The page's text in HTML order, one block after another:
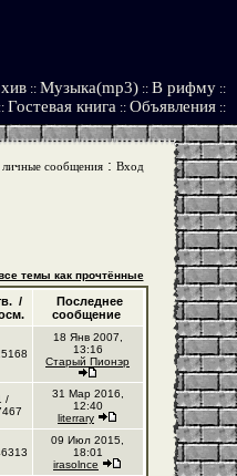
:: Музыка(mp3) :: В рифму ::
:: Гостевая книга :: Объявления ::
сообщения: Вход
темы как прочтённые
/
Последнее
сообщение
18 Янв 2007,
13:16
Старый Пионэр
/
31 Мар 2016,
12:40
literrary
09 Июл 2015,
18:01
irasolnce